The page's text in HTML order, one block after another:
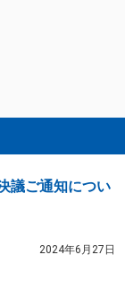
議ご通知につい
2024年6月27日